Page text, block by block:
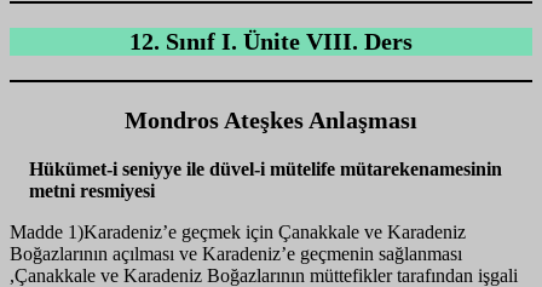
12. Sınıf I. Ünite VIII. Ders
Mondros Ateşkes Anlaşması
Hükümet-i seniyye ile düvel-i mütelife mütarekenamesinin
metni resmiyesi
Madde 1)Karadeniz’e geçmek için Çanakkale ve Karadeniz
Boğazlarının açılması ve Karadeniz’e geçmenin sağlanması
,Çanakkale ve Karadeniz Boğazlarının müttefikler tarafından işgali